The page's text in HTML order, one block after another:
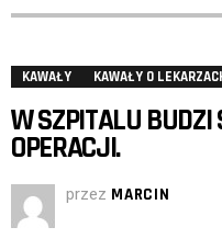
KAWAŁY KAWAŁY O
W SZPITALU BUDZI
OPERACJI.
przez MARCIN